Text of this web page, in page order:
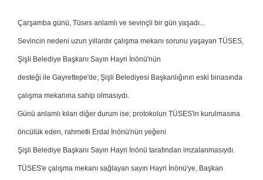
Çarşamba günü, Tüses anlamlı ve sevinçli bir gün yaşadı...
Sevincin nedeni uzun yıllardır çalışma mekanı sorunu yaşayan TÜSES,
Şişli Belediye Başkanı Sayın Hayri İnönü'nün
desteği ile Gayrettepe'de; Şişli Belediyesi Başkanlığının eski binasında
çalışma mekanına sahip olmasıydı.
Günü anlamlı kılan diğer durum ise; protokolun TÜSES'in kurulmasına
öncülük eden, rahmetli Erdal İnönü'nün yeğeni
Şişli Belediye Başkanı Sayın Hayri İnönü tarafından imzalanmasıydı.
TÜSES'e çalışma mekanı sağlayan sayın Hayri İnönü'ye, Başkan